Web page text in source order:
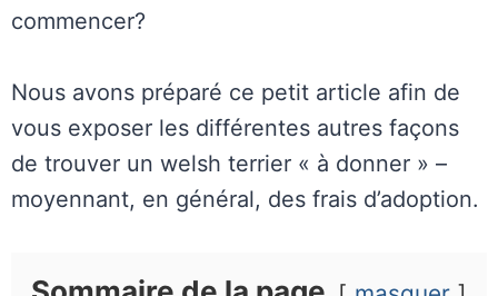
commencer?
Nous avons préparé ce petit article afin de
vous exposer les différentes autres façons
de trouver un welsh terrier « à donner » –
moyennant, en général, des frais d’adoption.